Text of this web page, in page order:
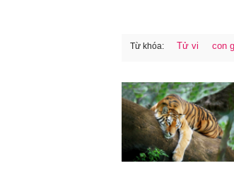
Từ khóa: Tử vi con